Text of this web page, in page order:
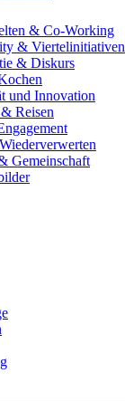
& Co-Working
& Viertelinitiativen
& Diskurs
und Innovation
Reisen
Gemeinschaft